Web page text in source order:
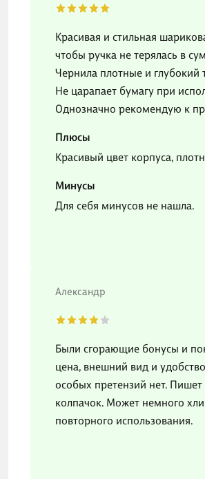
Красивая и стильная
чтобы ручка не терялась в
Чернила плотные и глубокий
Не царапает бумагу при
Однозначно рекомендую к
Плюсы
Красивый цвет корпуса,
Минусы
Для себя минусов не нашла.
Александр
Были сгорающие бонусы и
цена, внешний вид и
особых претензий нет.
колпачок. Может немного
повторного использования.